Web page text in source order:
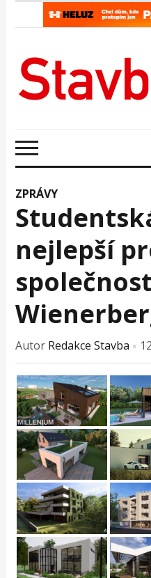
ZPRÁVY
nejlepší
Autor Redakce Stavba ×